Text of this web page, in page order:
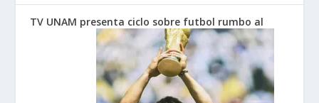
TV UNAM presenta ciclo sobre futbol rumbo al